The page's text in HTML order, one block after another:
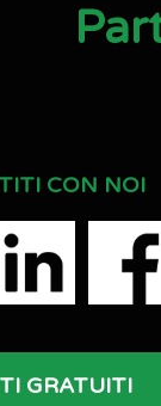
CON NOI
GRATUITI